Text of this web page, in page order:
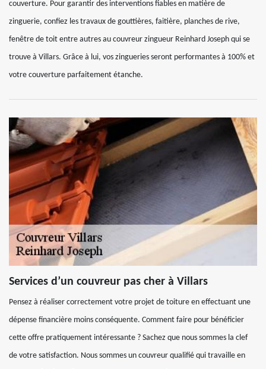
couverture. Pour garantir des interventions fiables en matière de
zinguerie, confiez les travaux de gouttières, faitière, planches de rive,
fenêtre de toit entre autres au couvreur zingueur Reinhard Joseph qui se
trouve à Villars. Grâce à lui, vos zingueries seront performantes à 100% et
votre couverture parfaitement étanche.
Services d’un couvreur pas cher à Villars
Pensez à réaliser correctement votre projet de toiture en effectuant une
dépense financière moins conséquente. Comment faire pour bénéficier
cette offre pratiquement intéressante ? Sachez que nous sommes la clef
de votre satisfaction. Nous sommes un couvreur qualifié qui travaille en